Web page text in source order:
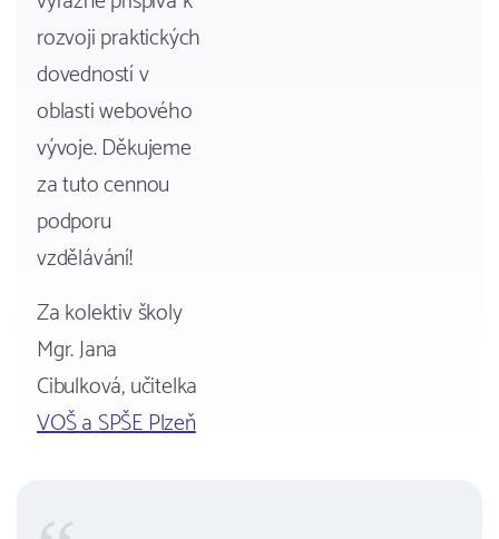
rozvoji praktických
dovedností v
oblasti webového
vývoje. Děkujeme
za tuto cennou
podporu
vzdělávání!
Za kolektiv školy
Mgr. Jana
Cibulková, učitelka
VOŠ a SPŠE Plzeň